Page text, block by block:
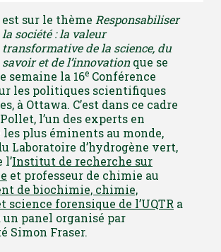
est sur le thème Responsabiliser
la société : la valeur
transformative de la science, du
savoir et de l’innovationque se
semaine la 16e Conférence
les politiques scientifiques
à Ottawa. C’est dans ce cadre
l’un des experts en
plus éminents au monde,
Laboratoire d’hydrogène vert,
l’Institut de recherche sur
et professeur de chimie au
de biochimie, chimie,
science forensique de l’UQTR a
panel organisé par
Simon Fraser.